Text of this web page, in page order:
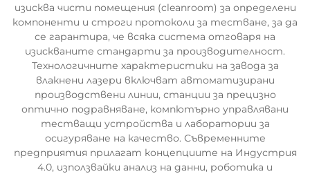
изисква чисти помещения (cleanroom) за определени
компоненти и строги протоколи за тестване, за да
се гарантира, че всяка система отговаря на
изискваните стандарти за производителност.
Технологичните характеристики на завода за
влакнени лазери включват автоматизирани
производствени линии, станции за прецизно
оптично подравняване, компютърно управлявани
тестващи устройства и лаборатории за
осигуряване на качество. Съвременните
предприятия прилагат концепциите на Индустрия
4.0, използвайки анализ на данни, роботика и